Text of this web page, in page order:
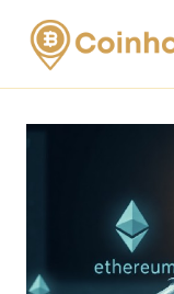
Skip
content